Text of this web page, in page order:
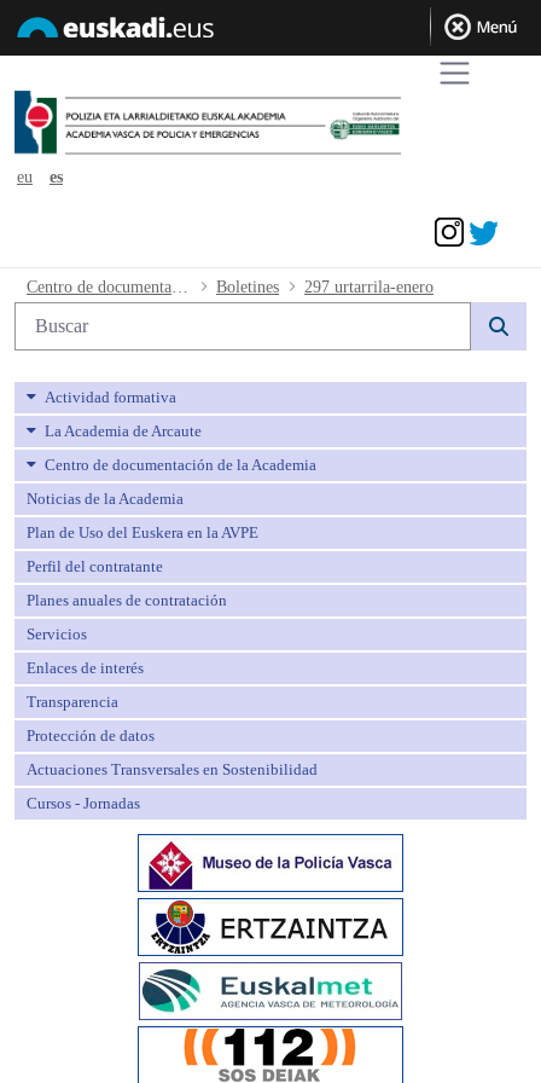
eu
es
297 urtarrila-enero - avpe
Boletines 297 urtarrila-enero
Búsqueda web
Actividad formativa
La Academia de Arcaute
Centro de documentación de la Academia
Noticias de la Academia
Plan de Uso del Euskera en la AVPE
Perfil del contratante
Planes anuales de contratación
Servicios
Enlaces de interés
Transparencia
Protección de datos
Actuaciones Transversales en Sostenibilidad
Cursos - Jornadas